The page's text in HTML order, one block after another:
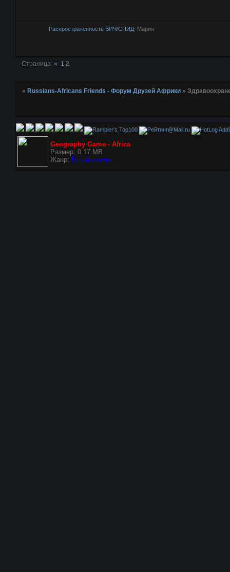
Распространенность ВИЧ/СПИД Мария
Страница:« 1 2
»Russians-Africans Friends - Форум Друзей Африки »
Geography Game - Africa
Размер: 0.17 MB
Жанр: Головоломки